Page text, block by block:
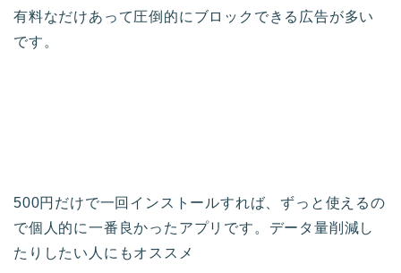
有料なだけあって圧倒的にブロックできる広告が多い
です。
500円だけで一回インストールすれば、ずっと使えるの
で個人的に一番良かったアプリです。データ量削減し
たりしたい人にもオススメ